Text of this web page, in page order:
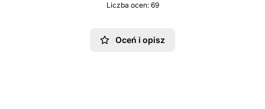
Liczba ocen: 69
Oceń i opisz